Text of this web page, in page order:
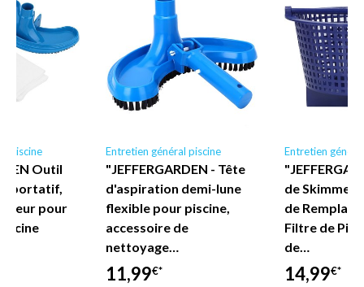
piscine
Outil
portatif,
pour
Entretien général piscine
"JEFFERGARDEN - Tête
d'aspiration demi-lune
flexible pour piscine,
accessoire de
nettoyage…
11,99€*
Entretien
de Skimmer,
de
Filtre de
de…
14,99€*